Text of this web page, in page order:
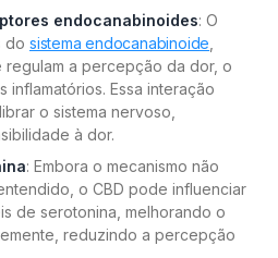
endocanabinoides: O
do sistema endocanabinoide
regulam a percepção da dor, o
inflamatórios. Essa interação
o sistema nervoso,
à dor.
: Embora o mecanismo não
o CBD pode influenciar
de serotonina, melhorando o
reduzindo a percepção